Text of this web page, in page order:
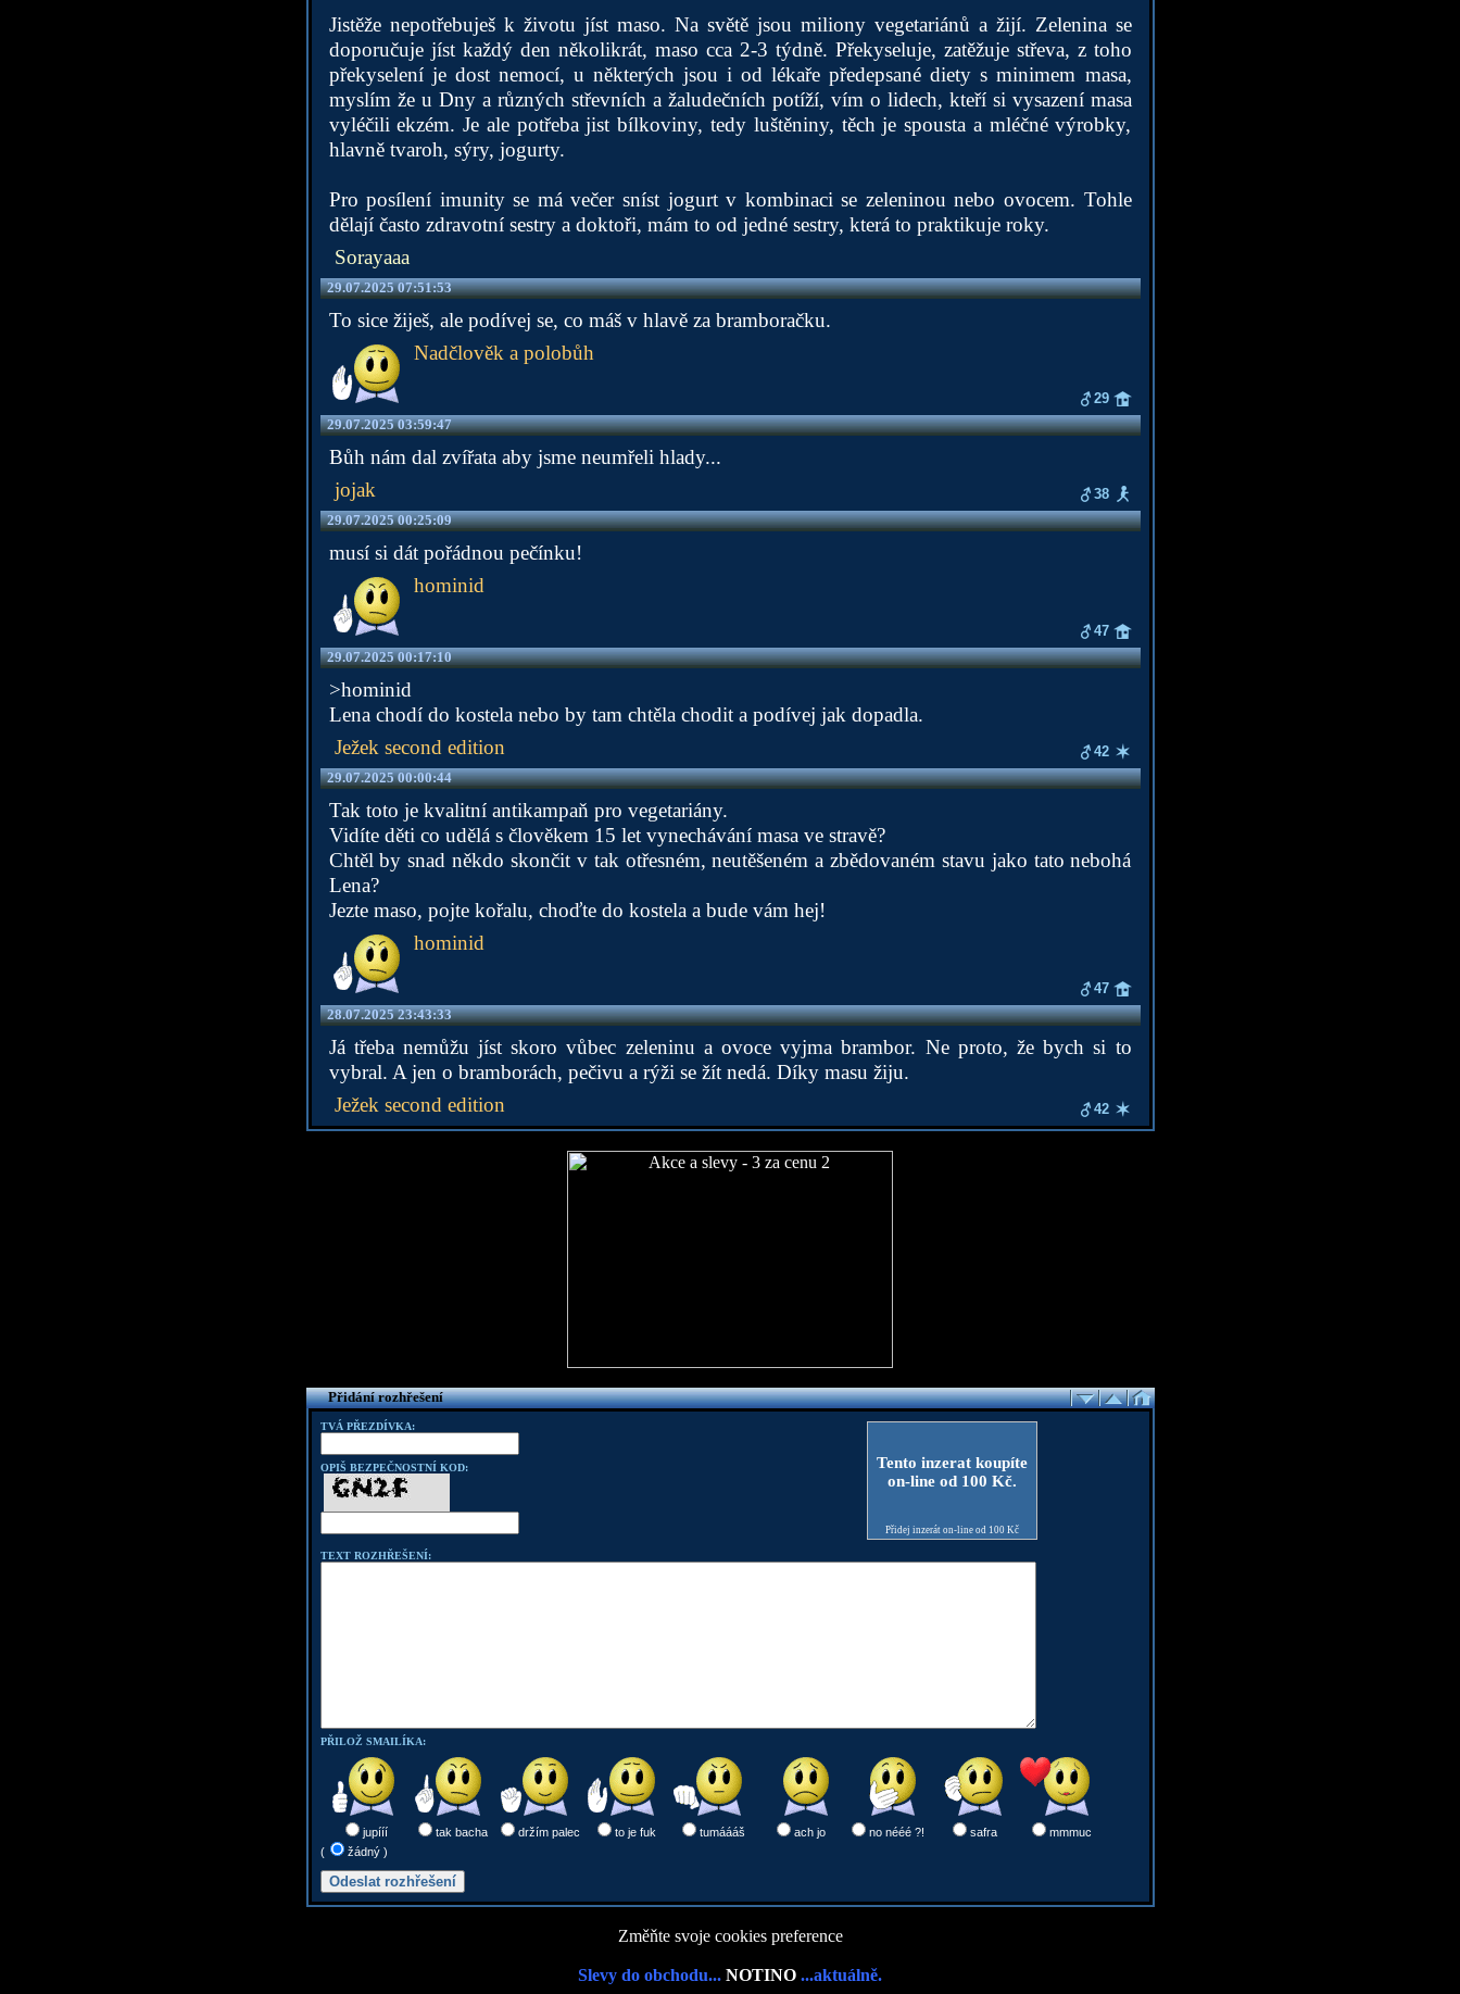
Jistěže nepotřebuješ k životu jíst maso. Na světě jsou miliony vegetariánů a žijí. Zelenina se
doporučuje jíst každý den několikrát, maso cca 2-3 týdně. Překyseluje, zatěžuje střeva, z toho
překyselení je dost nemocí, u některých jsou i od lékaře předepsané diety s minimem masa,
myslím že u Dny a různých střevních a žaludečních potíží, vím o lidech, kteří si vysazení masa
vyléčili ekzém. Je ale potřeba jist bílkoviny, tedy luštěniny, těch je spousta a mléčné výrobky,
hlavně tvaroh, sýry, jogurty.
Pro posílení imunity se má večer sníst jogurt v kombinaci se zeleninou nebo ovocem. Tohle
dělají často zdravotní sestry a doktoři, mám to od jedné sestry, která to praktikuje roky.
Sorayaaa
29.07.2025 07:51:53
To sice žiješ, ale podívej se, co máš v hlavě za bramboračku.
Nadčlověk a polobůh
29
29.07.2025 03:59:47
Bůh nám dal zvířata aby jsme neumřeli hlady...
jojak
38
29.07.2025 00:25:09
musí si dát pořádnou pečínku!
hominid
47
29.07.2025 00:17:10
>hominid
Lena chodí do kostela nebo by tam chtěla chodit a podívej jak dopadla.
Ježek second edition
42
29.07.2025 00:00:44
Tak toto je kvalitní antikampaň pro vegetariány.
Vidíte děti co udělá s člověkem 15 let vynechávání masa ve stravě?
Chtěl by snad někdo skončit v tak otřesném, neutěšeném a zbědovaném stavu jako tato nebohá
Lena?
Jezte maso, pojte kořalu, choďte do kostela a bude vám hej!
hominid
47
28.07.2025 23:43:33
Já třeba nemůžu jíst skoro vůbec zeleninu a ovoce vyjma brambor. Ne proto, že bych si to
vybral. A jen o bramborách, pečivu a rýži se žít nedá. Díky masu žiju.
Ježek second edition
42
Přidání rozhřešení
TVÁ PŘEZDÍVKA:
OPIŠ BEZPEČNOSTNÍ KOD:
Tento inzerat koupíte
on-line od 100 Kč.
Přidej inzerát on-line od 100 Kč
TEXT ROZHŘEŠENÍ:
PŘILOŽ SMAILÍKA:
jupííí tak bacha držím palec to je fuk tumáááš ach jo no nééé ?! safra
mmmuc
(
žádný )
Změňte svoje cookies preference
Slevy do obchodu... NOTINO ...aktuálně.